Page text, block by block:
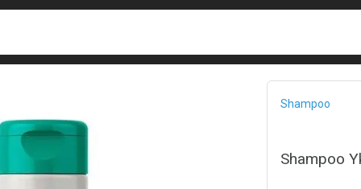
Shampoo
Shampoo